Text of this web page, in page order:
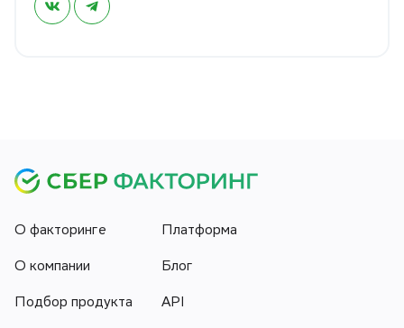
О факторинге
О компании
Подбор продукта
Платформа
Блог
API